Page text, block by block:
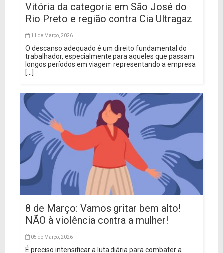
Vitória da categoria em São José do
Rio Preto e região contra Cia Ultragaz
11 de Março, 2026
O descanso adequado é um direito fundamental do
trabalhador, especialmente para aqueles que passam
longos períodos em viagem representando a empresa
[...]
8 de Março: Vamos gritar bem alto!
NÃO à violência contra a mulher!
05 de Março, 2026
É preciso intensificar a luta diária para combater a